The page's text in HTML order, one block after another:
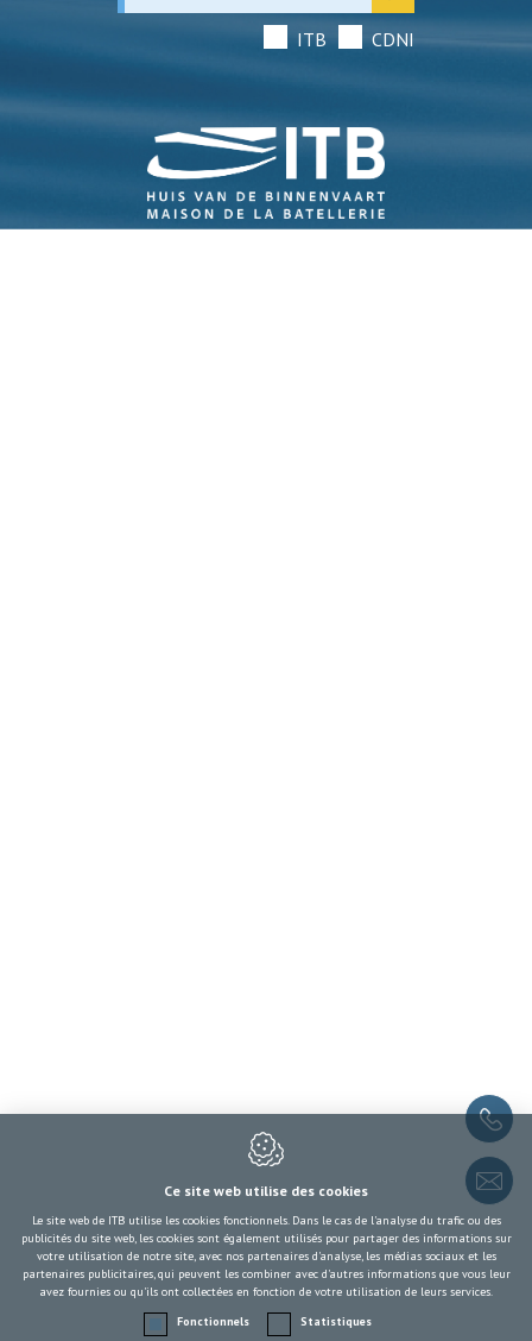
ITB CDNI
RPM : 1000 Bruxelles
NE : 0409.855.484
+32 2 217 09 67
itb-info@itb-info.be
Ce site web utilise des cookies
Le site web de ITB utilise les cookies fonctionnels. Dans le cas de l'analyse du trafic ou des
publicités du site web, les cookies sont également utilisés pour partager des informations sur
votre utilisation de notre site, avec nos partenaires d'analyse, les médias sociaux et les
partenaires publicitaires, qui peuvent les combiner avec d'autres informations que vous leur
avez fournies ou qu'ils ont collectées en fonction de votre utilisation de leurs services.
Fonctionnels
Statistiques